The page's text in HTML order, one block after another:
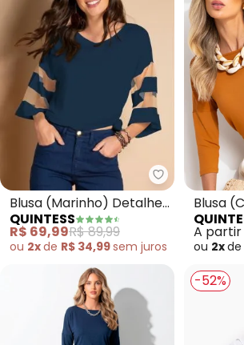
Quintess -
Blusa (Marinho) Detalhes
em Tule nas Mangas
QUINTESS
R$ 69,99R$ 89,99
ou 2xde R$ 34,99sem juros
Blusa
A partir
ou 2xde
-52%